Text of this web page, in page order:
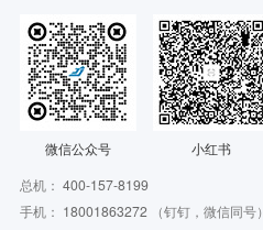
微信公众号
小红书
总机： 400-157-8199
手机： 18001863272（钉钉，微信同号）